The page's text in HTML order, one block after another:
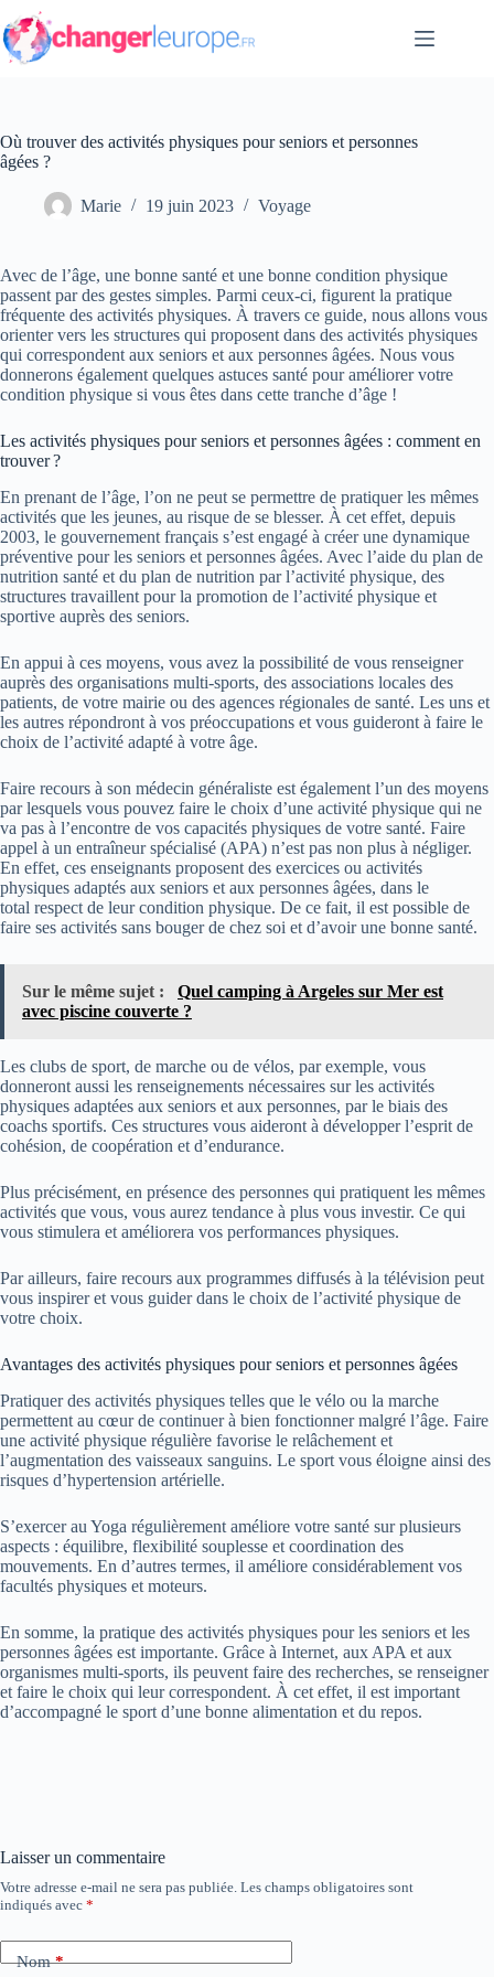
Passer
au
contenu
Où trouver des activités physiques pour seniors et personnes
âgées ?
Marie 19 juin 2023 Voyage
Avec de l’âge, une bonne santé et une bonne condition physique
passent par des gestes simples. Parmi ceux-ci, figurent la pratique
fréquente des activités physiques. À travers ce guide, nous allons vous
orienter vers les structures qui proposent dans des activités physiques
qui correspondent aux seniors et aux personnes âgées. Nous vous
donnerons également quelques astuces santé pour améliorer votre
condition physique si vous êtes dans cette tranche d’âge !
Les activités physiques pour seniors et personnes âgées : comment en
trouver ?
En prenant de l’âge, l’on ne peut se permettre de pratiquer les mêmes
activités que les jeunes, au risque de se blesser. À cet effet, depuis
2003, le gouvernement français s’est engagé à créer une dynamique
préventive pour les seniors et personnes âgées. Avec l’aide du plan de
nutrition santé et du plan de nutrition par l’activité physique, des
structures travaillent pour la promotion de l’activité physique et
sportive auprès des seniors.
En appui à ces moyens, vous avez la possibilité de vous renseigner
auprès des organisations multi-sports, des associations locales des
patients, de votre mairie ou des agences régionales de santé. Les uns et
les autres répondront à vos préoccupations et vous guideront à faire le
choix de l’activité adapté à votre âge.
Faire recours à son médecin généraliste est également l’un des moyens
par lesquels vous pouvez faire le choix d’une activité physique qui ne
va pas à l’encontre de vos capacités physiques de votre santé. Faire
appel à un entraîneur spécialisé (APA) n’est pas non plus à négliger.
En effet, ces enseignants proposent des exercices ou activités
physiques adaptés aux seniors et aux personnes âgées, dans le
total respect de leur condition physique. De ce fait, il est possible de
faire ses activités sans bouger de chez soi et d’avoir une bonne santé.
Sur le même sujet :
Quel camping à Argeles sur Mer est
avec piscine couverte ?
Les clubs de sport, de marche ou de vélos, par exemple, vous
donneront aussi les renseignements nécessaires sur les activités
physiques adaptées aux seniors et aux personnes, par le biais des
coachs sportifs. Ces structures vous aideront à développer l’esprit de
cohésion, de coopération et d’endurance.
Plus précisément, en présence des personnes qui pratiquent les mêmes
activités que vous, vous aurez tendance à plus vous investir. Ce qui
vous stimulera et améliorera vos performances physiques.
Par ailleurs, faire recours aux programmes diffusés à la télévision peut
vous inspirer et vous guider dans le choix de l’activité physique de
votre choix.
Avantages des activités physiques pour seniors et personnes âgées
Pratiquer des activités physiques telles que le vélo ou la marche
permettent au cœur de continuer à bien fonctionner malgré l’âge. Faire
une activité physique régulière favorise le relâchement et
l’augmentation des vaisseaux sanguins. Le sport vous éloigne ainsi des
risques d’hypertension artérielle.
S’exercer au Yoga régulièrement améliore votre santé sur plusieurs
aspects : équilibre, flexibilité souplesse et coordination des
mouvements. En d’autres termes, il améliore considérablement vos
facultés physiques et moteurs.
En somme, la pratique des activités physiques pour les seniors et les
personnes âgées est importante. Grâce à Internet, aux APA et aux
organismes multi-sports, ils peuvent faire des recherches, se renseigner
et faire le choix qui leur correspondent. À cet effet, il est important
d’accompagné le sport d’une bonne alimentation et du repos.
Laisser un commentaire
Votre adresse e-mail ne sera pas publiée. Les champs obligatoires sont
indiqués avec *
Nom*